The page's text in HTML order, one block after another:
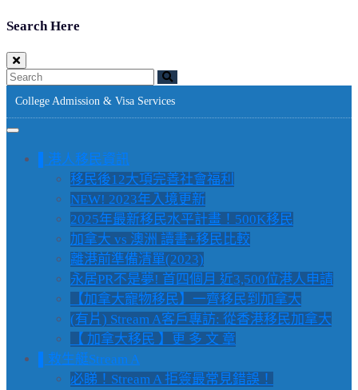
Search Here
College Admission & Visa Services
▌港人移民資訊
移民後12大項完善社會福利
NEW! 2023年入境更新
2025年最新移民水平計畫！500K移民
加拿大 vs 澳洲 讀書+移民比較
離港前準備清單(2023)
永居PR不是夢! 首四個月 近3,500位港人申請
【加拿大寵物移民】一齊移民到加拿大
(有片) Stream A客戶專訪: 從香港移民加拿大
【 加拿大移民 】更 多 文 章
▌救生艇Stream A
必睇！Stream A 拒簽最常見錯誤！